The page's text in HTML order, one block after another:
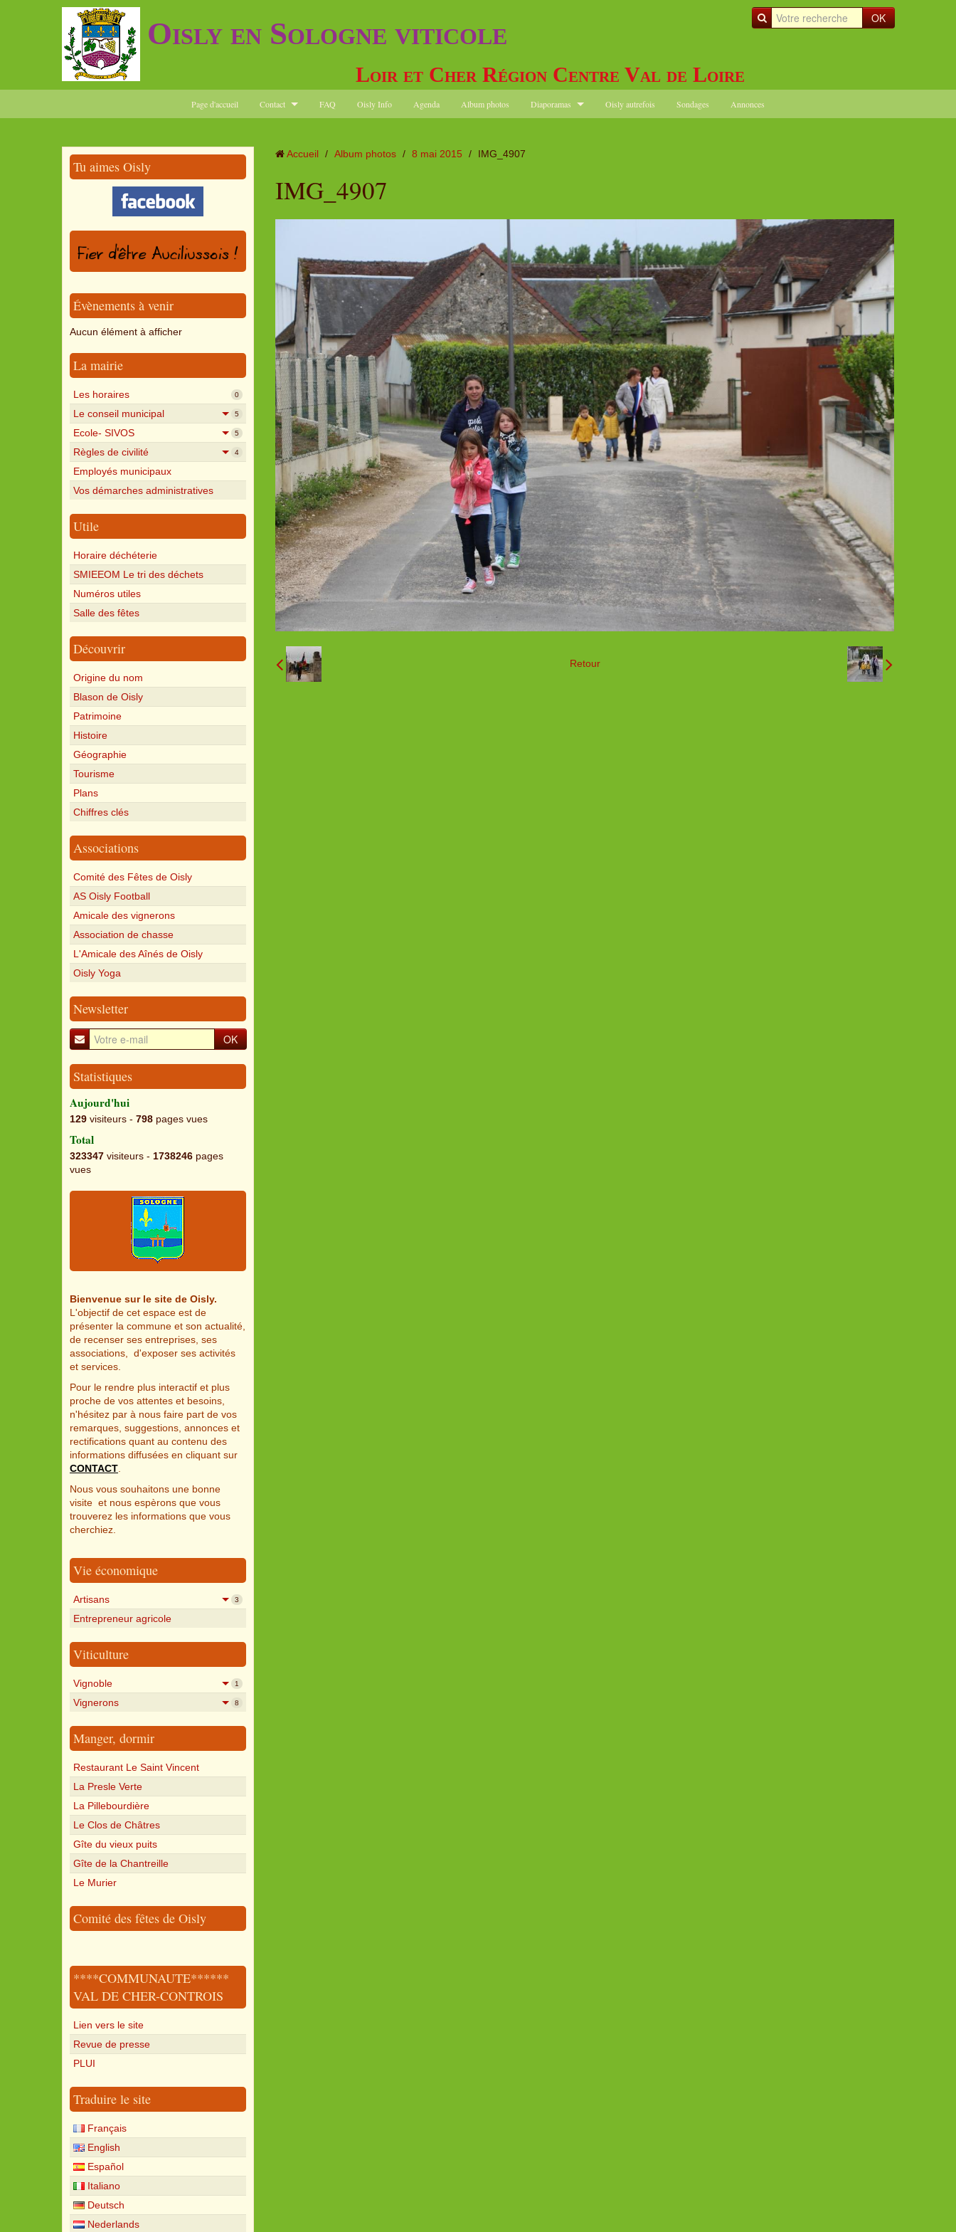
OK
Oisly en Sologne viticole
Loir et Cher Région Centre Val de Loire
Page d'accueil Contact FAQ Oisly Info Agenda Album photos Diaporamas Oisly autrefois Sondages Annonces
Tu aimes Oisly
Évènements à venir
Aucun élément à afficher
La mairie
Les horaires 0
Le conseil municipal 5
Ecole- SIVOS 5
Règles de civilité 4
Employés municipaux
Vos démarches administratives
Utile
Horaire déchéterie
SMIEEOM Le tri des déchets
Numéros utiles
Salle des fêtes
Découvrir
Origine du nom
Blason de Oisly
Patrimoine
Histoire
Géographie
Tourisme
Plans
Chiffres clés
Associations
Comité des Fêtes de Oisly
AS Oisly Football
Amicale des vignerons
Association de chasse
L'Amicale des Aînés de Oisly
Oisly Yoga
Newsletter
OK
Statistiques
Aujourd'hui
129 visiteurs - 798 pages vues
Total
323347 visiteurs - 1738246 pages
vues
Bienvenue sur le site de Oisly.
L'objectif de cet espace est de
présenter la commune et son actualité,
de recenser ses entreprises, ses
associations, d'exposer ses activités
et services.
Pour le rendre plus interactif et plus
proche de vos attentes et besoins,
n'hésitez par à nous faire part de vos
remarques, suggestions, annonces et
rectifications quant au contenu des
informations diffusées en cliquant sur
CONTACT
Nous vous souhaitons une bonne
visite et nous espèrons que vous
trouverez les informations que vous
cherchiez.
Vie économique
Artisans 3
Entrepreneur agricole
Viticulture
Vignoble 1
Vignerons 8
Manger, dormir
Restaurant Le Saint Vincent
La Presle Verte
La Pillebourdière
Le Clos de Châtres
Gîte du vieux puits
Gîte de la Chantreille
Le Murier
Comité des fêtes de Oisly
****COMMUNAUTE******
VAL DE CHER-CONTROIS
Lien vers le site
Revue de presse
PLUI
Traduire le site
Français
English
Español
Italiano
Deutsch
Nederlands
Accueil / Album photos / 8 mai 2015 / IMG_4907
IMG_4907
Retour